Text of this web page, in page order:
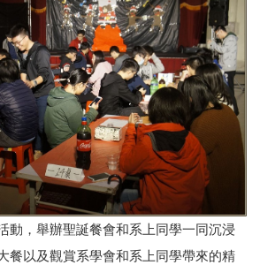
動，舉辦聖誕餐會和系上同學一同沉浸
餐以及觀賞系學會和系上同學帶來的精